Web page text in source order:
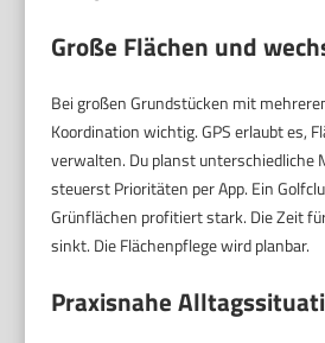
Große Flächen und
Bei großen Grundstücken mit
Koordination wichtig. GPS erlaubt es,
verwalten. Du planst unterschiedliche
steuerst Prioritäten per App. Ein
Grünflächen profitiert stark. Die Zeit
sinkt. Die Flächenpflege wird planbar.
Praxisnahe